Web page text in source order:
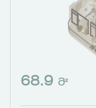
68.9 Მ²